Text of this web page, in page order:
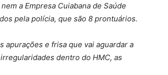
a Empresa Cuiabana de Saúde
pela polícia, que são 8 prontuários.
apurações e frisa que vai aguardar a
dentro do HMC, as